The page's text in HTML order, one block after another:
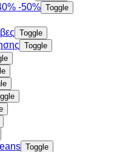
-50% Toggle
Toggle
Toggle
Toggle